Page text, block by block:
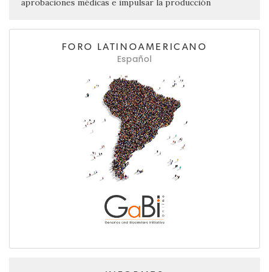
aprobaciones médicas e impulsar la producción
FORO LATINOAMERICANO
Español